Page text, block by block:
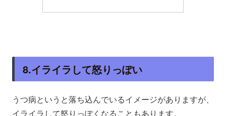
8.イライラして怒りっぽい
うつ病というと落ち込んでいるイメージがありますが、
イライラして怒りっぽくなることもあります。